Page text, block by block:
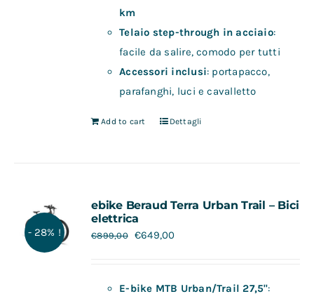
km
Telaio step-through in acciaio:
facile da salire, comodo per tutti
Accessori inclusi: portapacco,
parafanghi, luci e cavalletto
Add to cart Dettagli
- 28% !
ebike Beraud Terra Urban Trail – Bici
elettrica
€899,00 €649,00
E-bike MTB Urban/Trail 27,5":